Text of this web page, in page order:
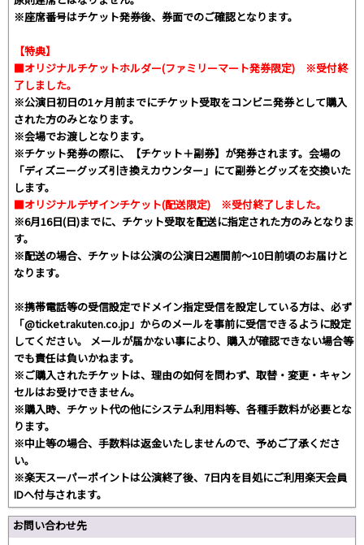
※座席番号はチケット発券後、券面でのご確認となります。
【特典】
■オリジナルチケットホルダー(ファミリーマート発券限定) ※受付終
了しました。
※公演日初日の1ヶ月前までにチケット受取をコンビニ発券として購入
された方のみとなります。
※会場でお渡しとなります。
※チケット発券の際に、【チケット＋副券】が発券されます。会場の
「ディズニーグッズ引き換えカウンター」にて副券とグッズを交換いた
します。
■オリジナルデザインチケット(配送限定) ※受付終了しました。
※6月16日(日)までに、チケット受取を配送に指定された方のみとなりま
す。
※配送の場合、チケットは公演の公演日2週間前～10日前頃のお届けと
なります。
※携帯電話等の受信設定でドメイン指定受信を設定している方は、必ず
「@ticket.rakuten.co.jp」からのメールを事前に受信できるように設定
してください。 メールが届かない事により、購入が確認できない場合等
でも責任は負いかねます。
※ご購入されたチケットは、理由の如何を問わず、取替・変更・キャン
セルはお受けできません。
※購入時、チケット代の他にシステム利用料等、各種手数料が必要とな
ります。
※中止等の場合、手数料は返金いたしませんので、予めご了承くださ
い。
※楽天スーパーポイントは公演終了後、7日内を目処にご利用楽天会員
IDへ付与されます。
お問い合わせ先